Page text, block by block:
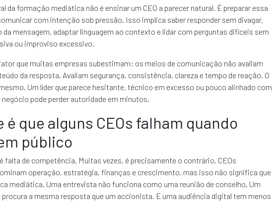
da formação mediática não é ensinar um CEO a parecer natural. É preparar essa
com intenção sob pressão. Isso implica saber responder sem divagar,
da mensagem, adaptar linguagem ao contexto e lidar com perguntas difíceis sem
ou improviso excessivo.
que muitas empresas subestimam: os meios de comunicação não avaliam
da resposta. Avaliam segurança, consistência, clareza e tempo de reação. O
Um líder que parece hesitante, técnico em excesso ou pouco alinhado com
negócio pode perder autoridade em minutos.
é que alguns CEOs falham quando
público
falta de competência. Muitas vezes, é precisamente o contrário. CEOs
operação, estratégia, finanças e crescimento, mas isso não significa que
mediática. Uma entrevista não funciona como uma reunião de conselho. Um
a mesma resposta que um accionista. E uma audiência digital tem menos